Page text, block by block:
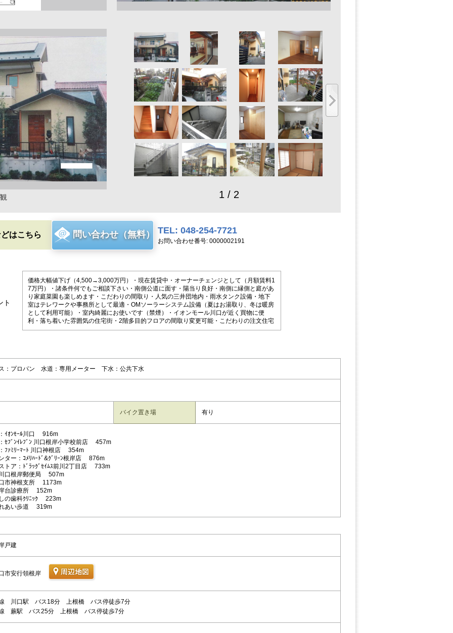
1 / 2
はこちら 問い合わせ（無料） TEL: 048-254-7721
お問い合わせ番号: 0000002191
ト
価格大幅値下げ（4,500→3,000万円）・現在賃貸中・オーナーチェンジとして（月額賃料1
7万円）・諸条件何でもご相談下さい・南側公道に面す・陽当り良好・南側に縁側と庭があ
り家庭菜園も楽しめます・こだわりの間取り・人気の三井団地内・雨水タンク設備・地下
室はテレワークや事務所として最適・OMソーラーシステム設備（夏はお湯取り、冬は暖房
として利用可能）・室内綺麗にお使いです（禁煙）・イオンモール川口が近く買物に便
利・落ち着いた雰囲気の住宅街・2階多目的フロアの間取り変更可能・こだわりの注文住宅
：プロパン 水道：専用メーター 下水：公共下水
バイク置き場 有り
ｲｵﾝﾓｰﾙ川口 916m
ｾﾌﾞﾝｲﾚﾌﾞﾝ 川口根岸小学校前店 457m
ﾌｧﾐﾘｰﾏｰﾄ 川口神根店 354m
ター：ｺﾒﾘﾊｰﾄﾞ&ｸﾞﾘｰﾝ根岸店 876m
トア：ﾄﾞﾗｯｸﾞｾｲﾑｽ前川2丁目店 733m
口根岸郵便局 507m
市神根支所 1173m
台診療所 152m
の歯科ｸﾘﾆｯｸ 223m
あい歩道 319m
戸建
市安行領根岸
線 川口駅 バス18分 上根橋 バス停徒歩7分
線 蕨駅 バス25分 上根橋 バス停徒歩7分